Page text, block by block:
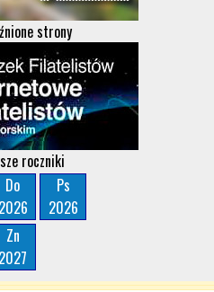
strony
roczniki
Do
2026
Ps
2026
Zn
2027